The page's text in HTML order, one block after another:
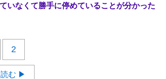
いなくて勝手に停めていることが分かった
2
む ▶